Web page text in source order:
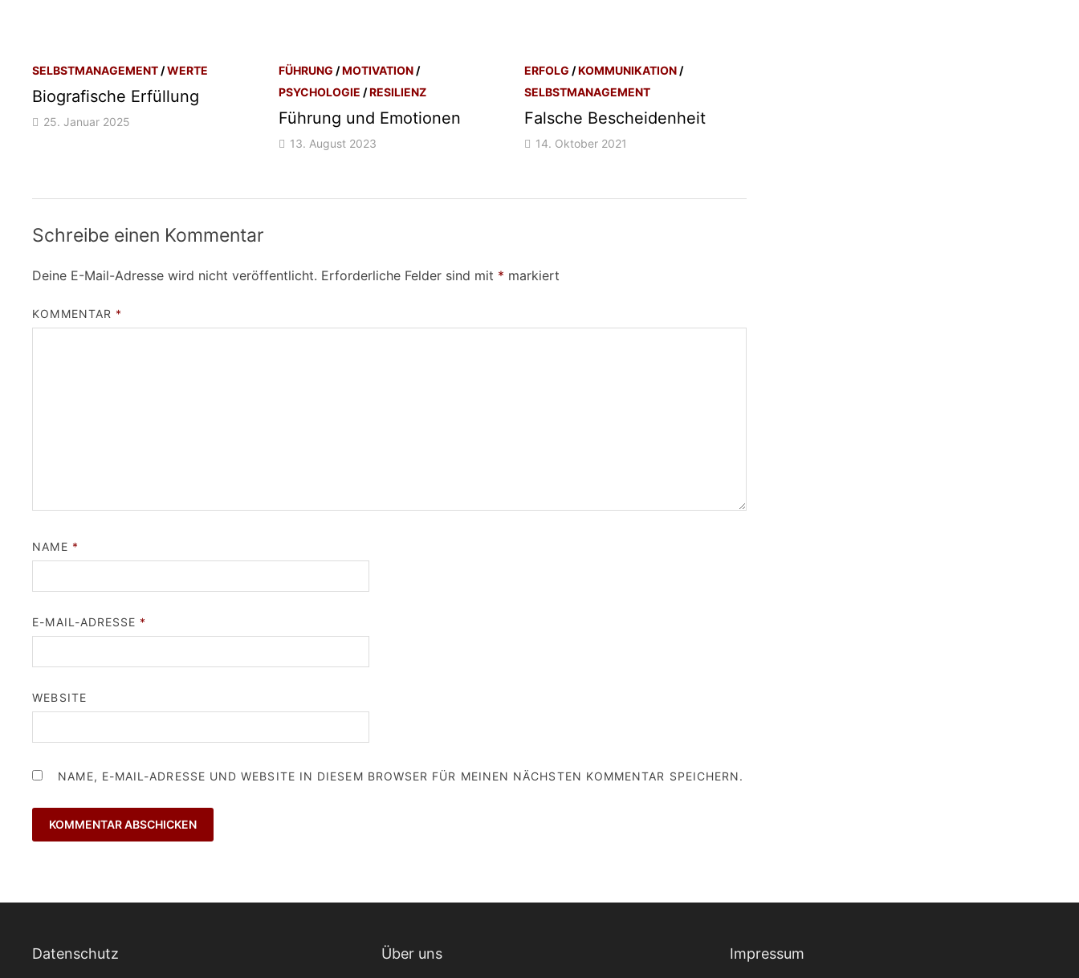
SELBSTMANAGEMENT /WERTE
Biografische Erfüllung
25. Januar 2025
FÜHRUNG /MOTIVATION/
PSYCHOLOGIE /RESILIENZ
Führung und Emotionen
13. August 2023
ERFOLG /KOMMUNIKATION /
SELBSTMANAGEMENT
Falsche Bescheidenheit
14. Oktober 2021
Schreibe einen Kommentar
Deine E-Mail-Adresse wird nicht veröffentlicht. Erforderliche Felder sind mit * markiert
KOMMENTAR *
NAME *
E-MAIL-ADRESSE *
WEBSITE
NAME, E-MAIL-ADRESSE UND WEBSITE IN DIESEM BROWSER FÜR MEINEN NÄCHSTEN KOMMENTAR SPEICHERN.
Datenschutz Über uns Impressum